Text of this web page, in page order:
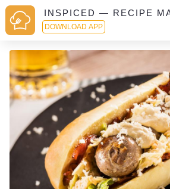
INSPICED — RECIPE
DOWNLOAD APP